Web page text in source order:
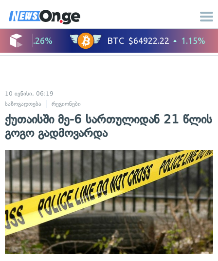
10 ივნისი, 06:19
საზოგადოება
რეგიონები
ქუთაისში მე-6 სართულიდან 21 წლის
გოგო გადმოვარდა